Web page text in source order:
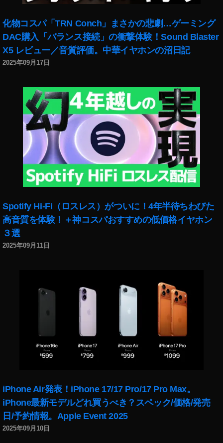
化物コスパ「TRN Conch」まさかの悲劇…ゲーミング
DAC購入「バランス接続」の衝撃体験！Sound Blaster
X5 レビュー／音質評価。中華イヤホンの沼日記
2025年09月17日
Spotify Hi-Fi（ロスレス）がついに！4年半待ちわびた
高音質を体験！＋神コスパおすすめの低価格イヤホン
３選
2025年09月11日
iPhone Air発表！iPhone 17/17 Pro/17 Pro Max。
iPhone最新モデルどれ買うべき？スペック/価格/発売
日/予約情報。Apple Event 2025
2025年09月10日